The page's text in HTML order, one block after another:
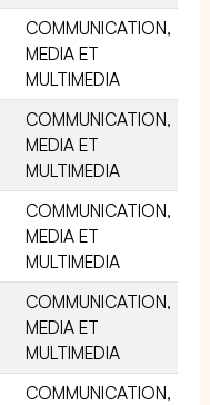
COMMUNICATION,
MEDIA ET
MULTIMEDIA
COMMUNICATION,
MEDIA ET
MULTIMEDIA
COMMUNICATION,
MEDIA ET
MULTIMEDIA
COMMUNICATION,
MEDIA ET
MULTIMEDIA
COMMUNICATION,